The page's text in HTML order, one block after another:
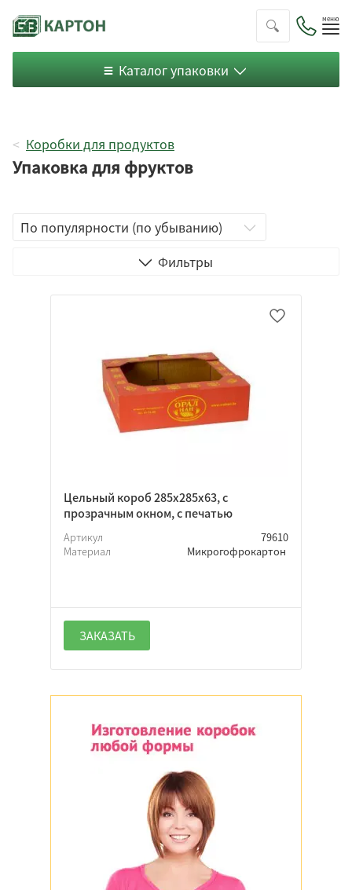
Каталог упаковки
Коробки для продуктов
Упаковка для фруктов
Четырехклапанный
Микрогофрокартон
Откидная
Крышка-дно
Неважно
Фильтры
Цельный короб 285х285х63, с
прозрачным окном, с печатью
Артикул
79610
Материал
Микрогофрокартон
ЗАКАЗАТЬ